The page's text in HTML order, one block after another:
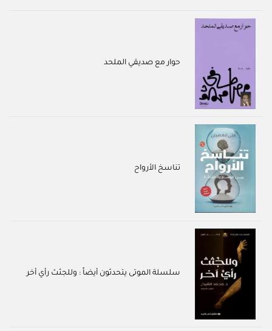
حوار مع صديقي الملحد
تناسخ الأرواح
سلسلة الموتى يتحدثون أيضاً : وللجثث رأي أخر